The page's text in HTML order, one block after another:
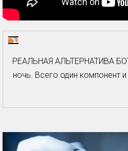
РЕАЛЬНАЯ АЛЬТЕРНАТИВА
ночь. Всего один